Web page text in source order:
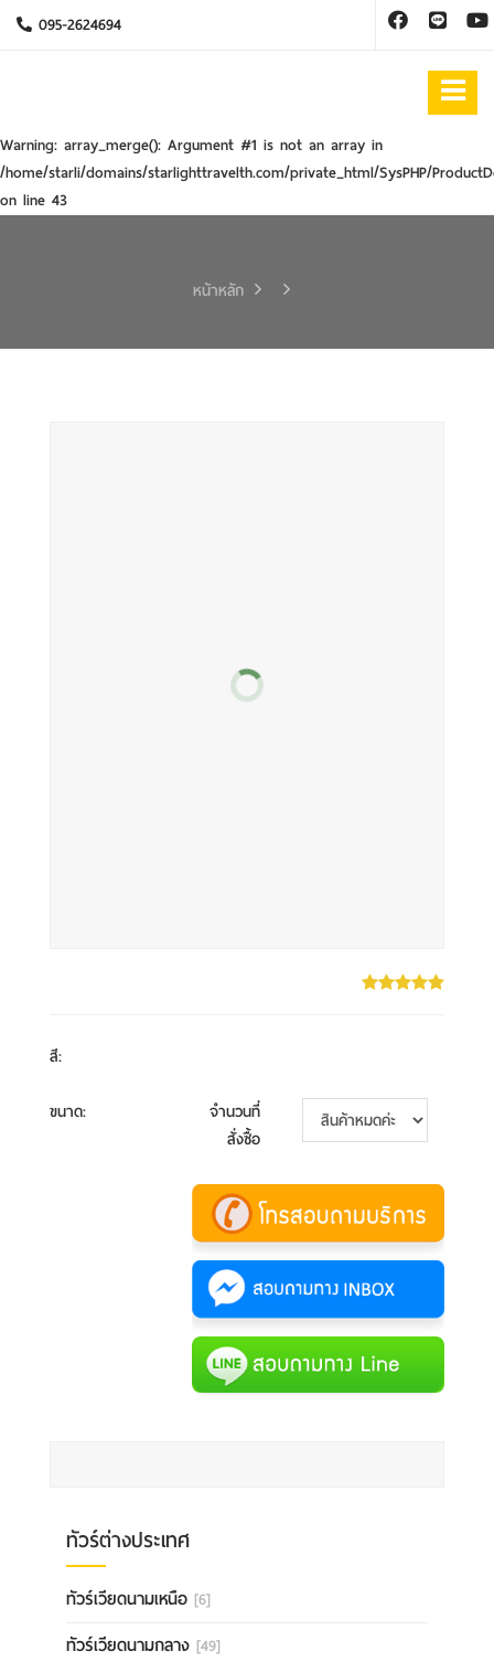
095-2624694
Warning: array_merge(): Argument #1 is not an array in
/home/starli/domains/starlighttravelth.com/private_html/SysPHP/
on line 43
หน้าหลัก
สี:
ขนาด:
จำนวนที่
สั่งซื้อ
ทัวร์ต่างประเทศ
ทัวร์เวียดนามเหนือ [6]
ทัวร์เวียดนามกลาง [49]